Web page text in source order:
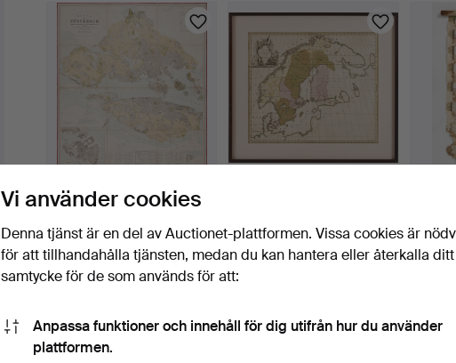
RUDOLF BRODIN. KARTA
ÖFVER STOCKHOLM,
1870…
5 dagar
1 bud
5 dagar
Värdering
6 dagar
5 bud
Vi använder cookies
Denna tjänst är en del av Auctionet-plattformen. Vissa cookies är
för att tillhandahålla tjänsten, medan du kan hantera eller återkalla ditt
samtycke för de som används för att:
Anpassa funktioner och innehåll för dig utifrån hur du använder
plattformen.